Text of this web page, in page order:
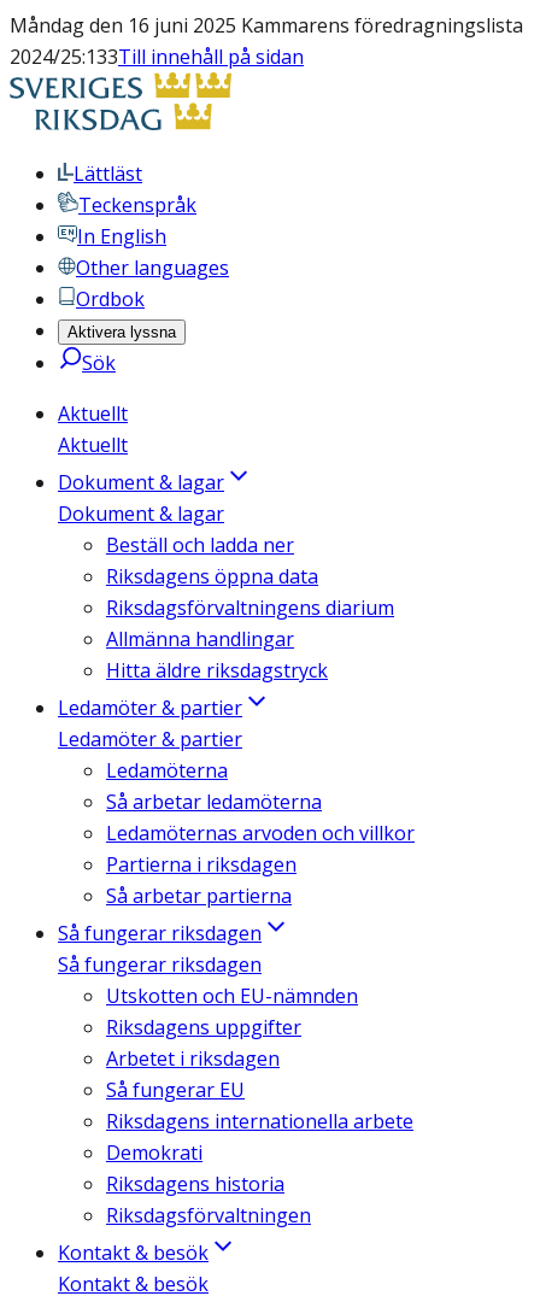
Måndag den 16 juni 2025 Kammarens föredragningslista
2024/25:133Till innehåll på sidan
Lättläst
Teckenspråk
In English
Other languages
Ordbok
Aktivera lyssna
Sök
Aktuellt
Aktuellt
Dokument & lagar
Dokument & lagar
Beställ och ladda ner
Riksdagens öppna data
Riksdagsförvaltningens diarium
Allmänna handlingar
Hitta äldre riksdagstryck
Ledamöter & partier
Ledamöter & partier
Ledamöterna
Så arbetar ledamöterna
Ledamöternas arvoden och villkor
Partierna i riksdagen
Så arbetar partierna
Så fungerar riksdagen
Så fungerar riksdagen
Utskotten och EU-nämnden
Riksdagens uppgifter
Arbetet i riksdagen
Så fungerar EU
Riksdagens internationella arbete
Demokrati
Riksdagens historia
Riksdagsförvaltningen
Kontakt & besök
Kontakt & besök